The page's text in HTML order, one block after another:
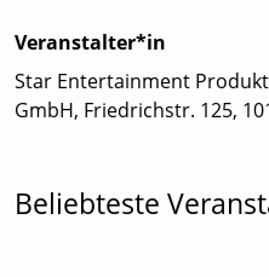
Veranstalter*in
Star Entertainment
GmbH, Friedrichstr. 125,
Beliebteste